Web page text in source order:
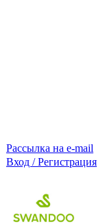
Рассылка на e-mail
Вход / Регистрация